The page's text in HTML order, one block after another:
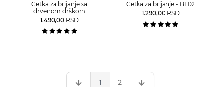
Četka za brijanje sa
drvenom drškom
1.490,00 RSD
Četka za brijanje - BL02
1.290,00 RSD
1 2